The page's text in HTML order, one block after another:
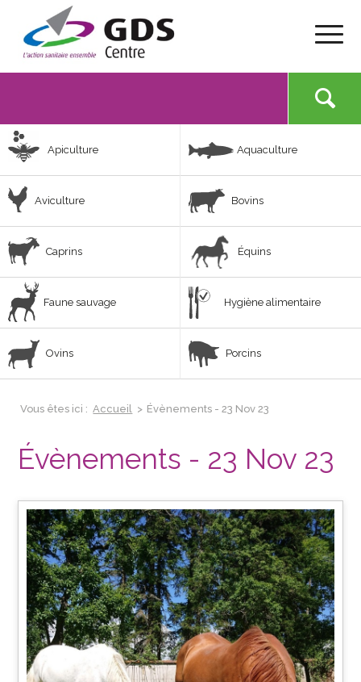
Apiculture Aquaculture
Aviculture Bovins
Caprins Équins
Faune sauvage Hygiène alimentaire
Ovins Porcins
Vous êtes ici : Accueil > Évènements - 23 Nov 23
Évènements - 23 Nov 23